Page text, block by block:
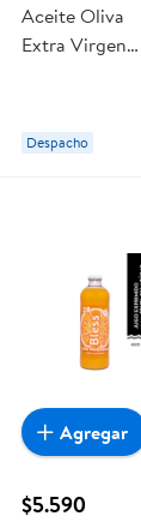
Aceite Oliva
Extra Virgen
Despacho
$5.590
Agregar